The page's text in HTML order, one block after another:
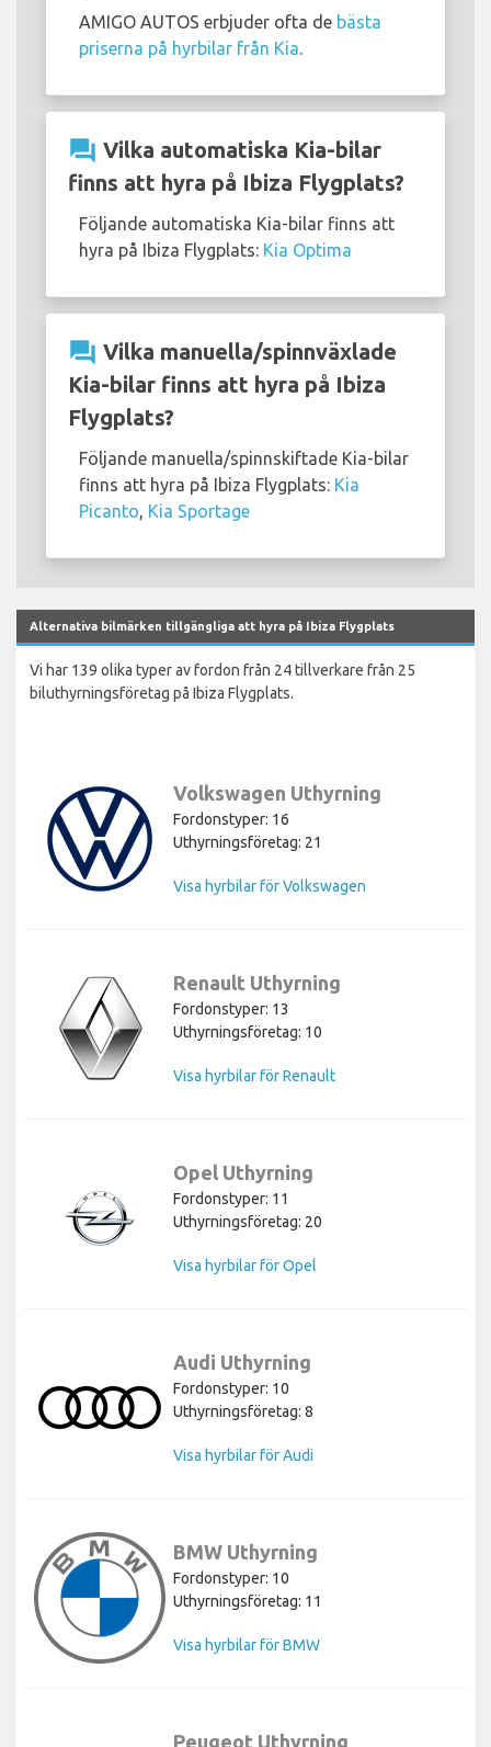
AMIGO AUTOS erbjuder ofta de bästa
priserna på hyrbilar från Kia
question_answer Vilka automatiska Kia-bilar
finns att hyra på Ibiza Flygplats?
Följande automatiska Kia-bilar finns att
hyra på Ibiza Flygplats: Kia Optima
question_answer Vilka manuella/spinnväxlade
Kia-bilar finns att hyra på Ibiza
Flygplats?
Följande manuella/spinnskiftade Kia-bilar
finns att hyra på Ibiza Flygplats: Kia
Picanto Kia Sportage
Alternativa bilmärken tillgängliga att hyra på Ibiza Flygplats
Vi har 139 olika typer av fordon från 24 tillverkare från 25
biluthyrningsföretag på Ibiza Flygplats.
Volkswagen Uthyrning
Fordonstyper: 16
Uthyrningsföretag: 21
Visa hyrbilar för Volkswagen
Renault Uthyrning
Fordonstyper: 13
Uthyrningsföretag: 10
Visa hyrbilar för Renault
Opel Uthyrning
Fordonstyper: 11
Uthyrningsföretag: 20
Visa hyrbilar för Opel
Audi Uthyrning
Fordonstyper: 10
Uthyrningsföretag: 8
Visa hyrbilar för Audi
BMW Uthyrning
Fordonstyper: 10
Uthyrningsföretag: 11
Visa hyrbilar för BMW
Peugeot Uthyrning